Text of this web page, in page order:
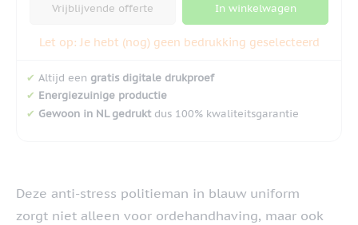
Vrijblijvende offerte In winkelwagen
Let op: Je hebt (nog) geen bedrukking geselecteerd
✔ Altijd een gratis digitale drukproef
✔ Energiezuinige productie
✔ Gewoon in NL gedruktdus 100% kwaliteitsgarantie
Deze anti-stress politieman in blauw uniform
zorgt niet alleen voor ordehandhaving, maar ook